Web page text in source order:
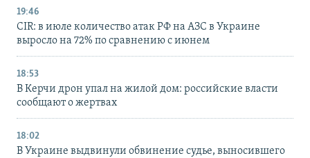
19:46
CIR: в июле количество атак РФ на АЗС в Украине
выросло на 72% по сравнению с июнем
18:53
В Керчи дрон упал на жилой дом: российские власти
сообщают о жертвах
18:02
В Украине выдвинули обвинение судье, выносившего